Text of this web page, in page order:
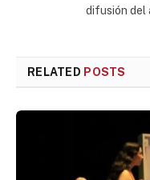
difusión del
RELATED POSTS